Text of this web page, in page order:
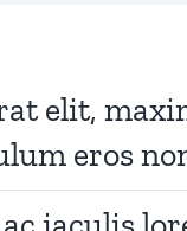
elit,
eros